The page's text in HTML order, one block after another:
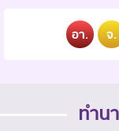
อา. จ.
ทำน